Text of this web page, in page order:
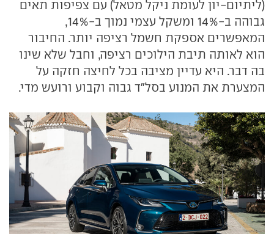
(ליתיום-יון לעומת ניקל מטאל) עם צפיפות תאים
גבוהה ב-14% ומשקל עצמי נמוך ב-14%,
המאפשרים אספקת חשמל רציפה יותר. החיבור
הוא לאותה תיבת הילוכים רציפה, וחבל שלא שינו
בה דבר. היא עדיין מציבה בכל לחיצה חזקה על
המצערת את המנוע בסל"ד גבוה וקבוע ורועש מדי.